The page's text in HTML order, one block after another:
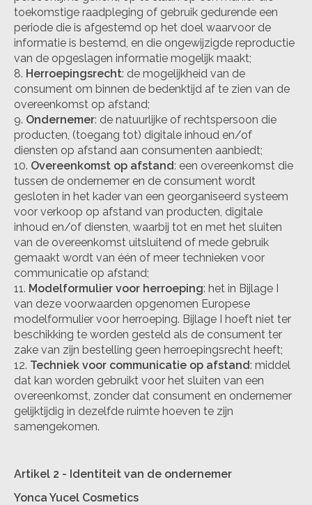
toekomstige raadpleging of gebruik gedurende een
periode die is afgestemd op het doel waarvoor de
informatie is bestemd, en die ongewijzigde reproductie
van de opgeslagen informatie mogelijk maakt;
Herroepingsrecht: de mogelijkheid van de
consument om binnen de bedenktijd af te zien van de
overeenkomst op afstand;
Ondernemer: de natuurlijke of rechtspersoon die
producten, (toegang tot) digitale inhoud en/of
diensten op afstand aan consumenten aanbiedt;
Overeenkomst op afstand: een overeenkomst die
tussen de ondernemer en de consument wordt
gesloten in het kader van een georganiseerd systeem
voor verkoop op afstand van producten, digitale
inhoud en/of diensten, waarbij tot en met het sluiten
van de overeenkomst uitsluitend of mede gebruik
gemaakt wordt van één of meer technieken voor
communicatie op afstand;
Modelformulier voor herroeping: het in Bijlage I
van deze voorwaarden opgenomen Europese
modelformulier voor herroeping. Bijlage I hoeft niet ter
beschikking te worden gesteld als de consument ter
zake van zijn bestelling geen herroepingsrecht heeft;
Techniek voor communicatie op afstand: middel
dat kan worden gebruikt voor het sluiten van een
overeenkomst, zonder dat consument en ondernemer
gelijktijdig in dezelfde ruimte hoeven te zijn
samengekomen.
Artikel 2 - Identiteit van de ondernemer
Yonca Yucel Cosmetics